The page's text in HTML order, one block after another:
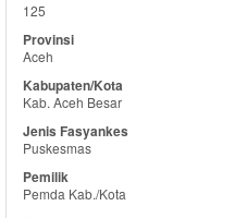
125
Aceh
Kab. Aceh Besar
Puskesmas
Pemda Kab./Kota